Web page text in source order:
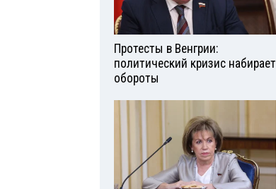
Протесты в Венгрии:
политический кризис набирает
обороты